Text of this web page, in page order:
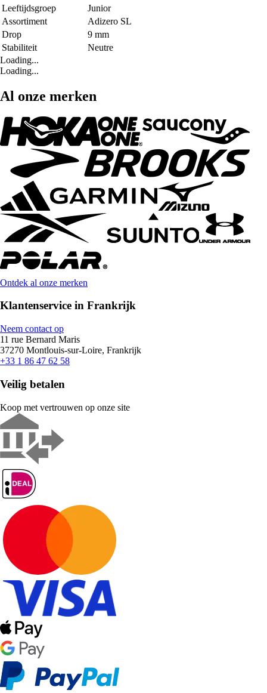
Leeftijdsgroep
Junior
Assortiment
Adizero SL
Drop
9 mm
Stabiliteit
Neutre
Loading...
Loading...
Al onze merken
Ontdek al onze merken
Klantenservice in Frankrijk
Neem contact op
11 rue Bernard Maris
37270 Montlouis-sur-Loire, Frankrijk
+33 1 86 47 62 58
Veilig betalen
Koop met vertrouwen op onze site